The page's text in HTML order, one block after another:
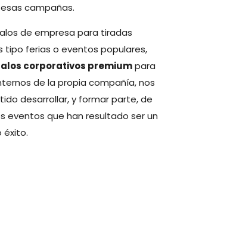
campañas.
de empresa para tiradas
tipo ferias o eventos populares,
corporativos premiumpara
de la propia compañía, nos
desarrollar, y formar parte, de
eventos que han resultado ser un
éxito.